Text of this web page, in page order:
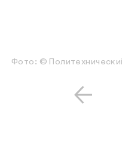
Фото: ©